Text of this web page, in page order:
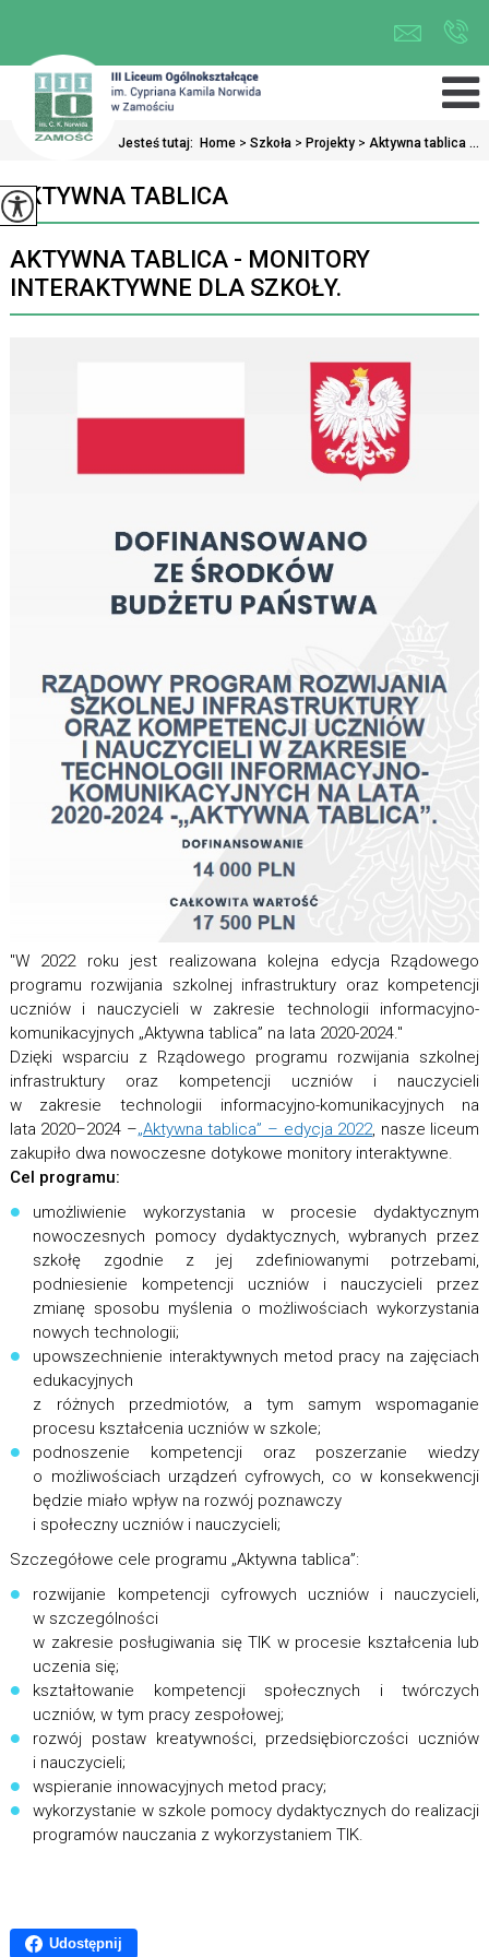
Jesteś tutaj: Home > Szkoła > Projekty > Aktywna tablica ...
AKTYWNA TABLICA
AKTYWNA TABLICA - MONITORY
INTERAKTYWNE DLA SZKOŁY.
"W 2022 roku jest realizowana kolejna edycja Rządowego
programu rozwijania szkolnej infrastruktury oraz kompetencji
uczniów i nauczycieli w zakresie technologii informacyjno-
komunikacyjnych „Aktywna tablica” na lata 2020-2024."
Dzięki wsparciu z Rządowego programu rozwijania szkolnej
infrastruktury oraz kompetencji uczniów i nauczycieli
w zakresie technologii informacyjno-komunikacyjnych na
lata 2020–2024 –„Aktywna tablica” – edycja 2022, nasze liceum
zakupiło dwa nowoczesne dotykowe monitory interaktywne.
Cel programu:
umożliwienie wykorzystania w procesie dydaktycznym
nowoczesnych pomocy dydaktycznych, wybranych przez
szkołę zgodnie z jej zdefiniowanymi potrzebami,
podniesienie kompetencji uczniów i nauczycieli przez
zmianę sposobu myślenia o możliwościach wykorzystania
nowych technologii;
upowszechnienie interaktywnych metod pracy na zajęciach
edukacyjnych
z różnych przedmiotów, a tym samym wspomaganie
procesu kształcenia uczniów w szkole;
podnoszenie kompetencji oraz poszerzanie wiedzy
o możliwościach urządzeń cyfrowych, co w konsekwencji
będzie miało wpływ na rozwój poznawczy
i społeczny uczniów i nauczycieli;
Szczegółowe cele programu „Aktywna tablica”:
rozwijanie kompetencji cyfrowych uczniów i nauczycieli,
w szczególności
w zakresie posługiwania się TIK w procesie kształcenia lub
uczenia się;
kształtowanie kompetencji społecznych i twórczych
uczniów, w tym pracy zespołowej;
rozwój postaw kreatywności, przedsiębiorczości uczniów
i nauczycieli;
wspieranie innowacyjnych metod pracy;
wykorzystanie w szkole pomocy dydaktycznych do realizacji
programów nauczania z wykorzystaniem TIK.
Udostępnij